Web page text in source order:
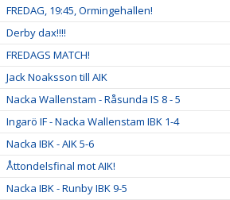
FREDAG, 19:45, Ormingehallen!
Derby dax!!!!
FREDAGS MATCH!
Jack Noaksson till AIK
Nacka Wallenstam - Råsunda IS 8 - 5
Ingarö IF - Nacka Wallenstam IBK 1-4
Nacka IBK - AIK 5-6
Åttondelsfinal mot AIK!
Nacka IBK - Runby IBK 9-5